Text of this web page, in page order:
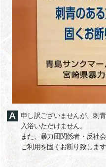
申し訳ございませんが、刺
入浴いただけません。
また、暴力団関係者・反社
ご利用を固くお断り致します